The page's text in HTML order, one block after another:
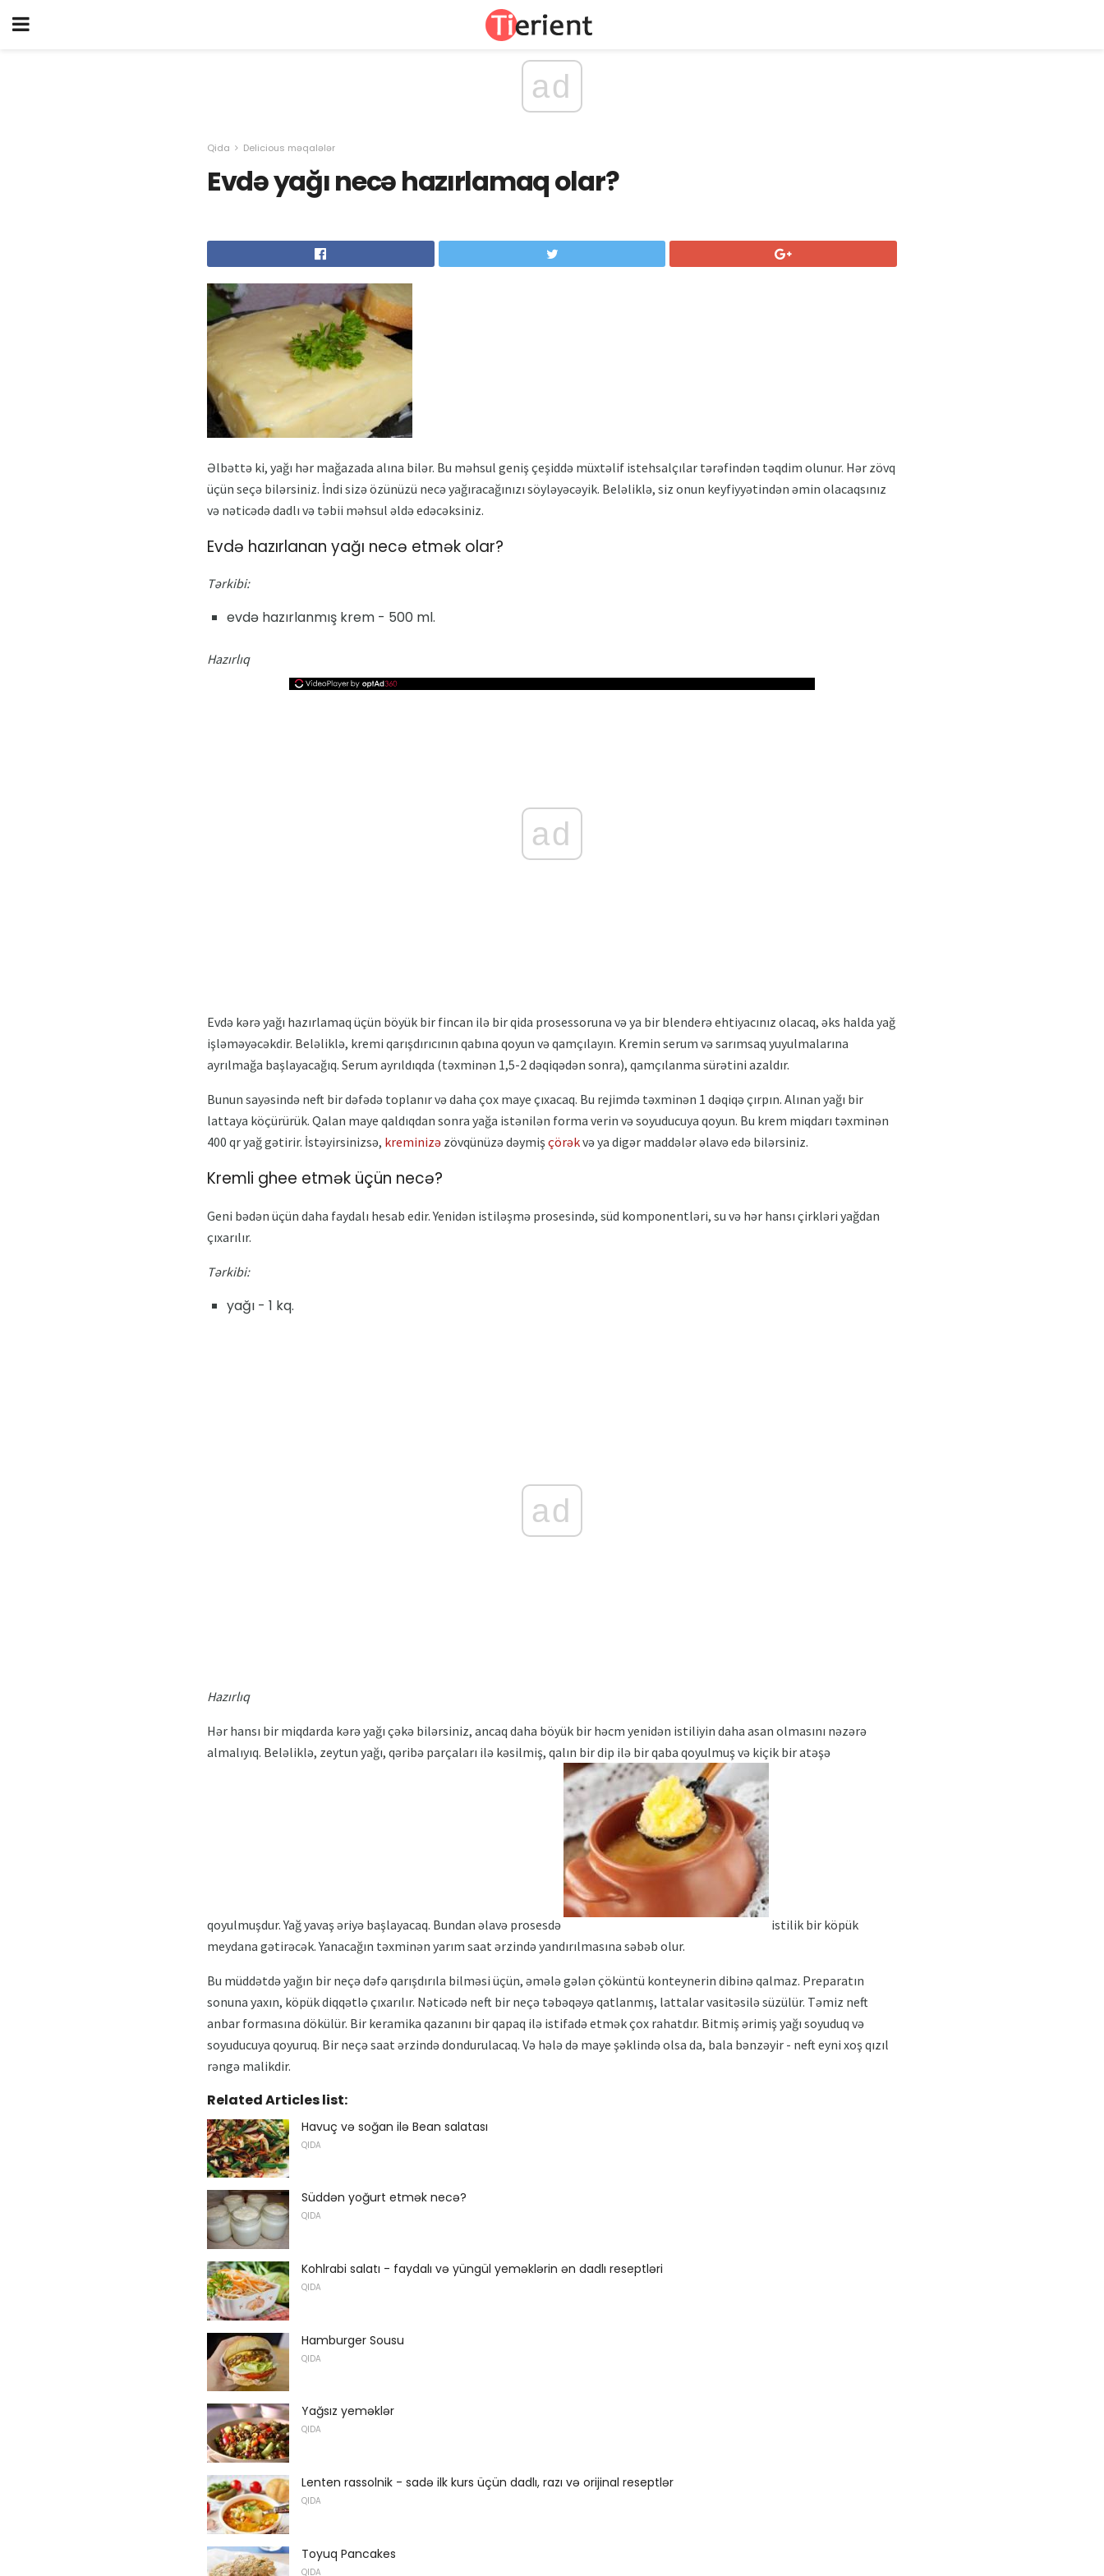
ad
Qida Delicious məqalələr
Evdə yağı necə hazırlamaq olar?
Əlbəttə ki, yağı hər mağazada alına bilər. Bu məhsul geniş çeşiddə müxtəlif istehsalçılar tərəfindən təqdim olunur. Hər zövq
üçün seçə bilərsiniz. İndi sizə özünüzü necə yağıracağınızı söyləyəcəyik. Beləliklə, siz onun keyfiyyətindən əmin olacaqsınız
və nəticədə dadlı və təbii məhsul əldə edəcəksiniz.
Evdə hazırlanan yağı necə etmək olar?
Tərkibi:
evdə hazırlanmış krem ​​- 500 ml.
Hazırlıq
ad
Evdə kərə yağı hazırlamaq üçün böyük bir fincan ilə bir qida prosessoruna və ya bir blenderə ehtiyacınız olacaq, əks halda yağ
işləməyəcəkdir. Beləliklə, kremi qarışdırıcının qabına qoyun və qamçılayın. Kremin serum və sarımsaq yuyulmalarına
ayrılmağa başlayacağıq. Serum ayrıldıqda (təxminən 1,5-2 dəqiqədən sonra), qamçılanma sürətini azaldır.
Bunun sayəsində neft bir dəfədə toplanır və daha çox maye çıxacaq. Bu rejimdə təxminən 1 dəqiqə çırpın. Alınan yağı bir
lattaya köçürürük. Qalan maye qaldıqdan sonra yağa istənilən forma verin və soyuducuya qoyun. Bu krem ​​miqdarı təxminən
400 qr yağ gətirir. İstəyirsinizsə, kreminizə zövqünüzə dəymişçörəkvə ya digər maddələr əlavə edə bilərsiniz.
Kremli ghee etmək üçün necə?
Geni bədən üçün daha faydalı hesab edir. Yenidən istiləşmə prosesində, süd komponentləri, su və hər hansı çirkləri yağdan
çıxarılır.
Tərkibi:
yağı - 1 kq.
ad
Hazırlıq
Hər hansı bir miqdarda kərə yağı çəkə bilərsiniz, ancaq daha böyük bir həcm yenidən istiliyin daha asan olmasını nəzərə
almalıyıq. Beləliklə, zeytun yağı, qəribə parçaları ilə kəsilmiş, qalın bir dip ilə bir qaba qoyulmuş və kiçik bir atəşə
qoyulmuşdur. Yağ yavaş əriyə başlayacaq. Bundan əlavə prosesdə
istilik bir köpük
meydana gətirəcək. Yanacağın təxminən yarım saat ərzində yandırılmasına səbəb olur.
Bu müddətdə yağın bir neçə dəfə qarışdırıla bilməsi üçün, əmələ gələn çöküntü konteynerin dibinə qalmaz. Preparatın
sonuna yaxın, köpük diqqətlə çıxarılır. Nəticədə neft bir neçə təbəqəyə qatlanmış, lattalar vasitəsilə süzülür. Təmiz neft
anbar formasına dökülür. Bir keramika qazanını bir qapaq ilə istifadə etmək çox rahatdır. Bitmiş ərimiş yağı soyuduq və
soyuducuya qoyuruq. Bir neçə saat ərzində dondurulacaq. Və hələ də maye şəklində olsa da, bala bənzəyir - neft eyni xoş qızıl
rəngə malikdir.
Related Articles list:
Havuç və soğan ilə Bean salatası
QIDA
Süddən yoğurt etmək necə?
QIDA
Kohlrabi salatı - faydalı və yüngül yeməklərin ən dadlı reseptləri
QIDA
Hamburger Sousu
QIDA
Yağsız yeməklər
QIDA
Lenten rassolnik - sadə ilk kurs üçün dadlı, razı və orijinal reseptlər
QIDA
Toyuq Pancakes
QIDA